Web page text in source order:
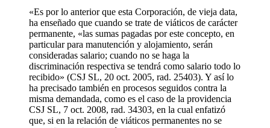
«Es por lo anterior que esta Corporación, de vieja data,
ha enseñado que cuando se trate de viáticos de carácter
permanente, «las sumas pagadas por este concepto, en
particular para manutención y alojamiento, serán
consideradas salario; cuando no se haga la
discriminación respectiva se tendrá como salario todo lo
recibido» (CSJ SL, 20 oct. 2005, rad. 25403). Y así lo
ha precisado también en procesos seguidos contra la
misma demandada, como es el caso de la providencia
CSJ SL, 7 oct. 2008, rad. 34303, en la cual enfatizó
que, si en la relación de viáticos permanentes no se